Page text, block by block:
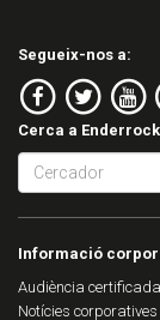
Segueix-nos a:
Cerca a
Informació
Audiència
Notícies corporatives